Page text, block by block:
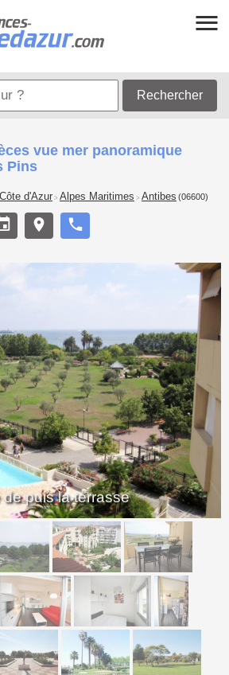
Rechercher
vue mer panoramique
Pins
d'Azur > Alpes Maritimes > Antibes (06600)
de puis la terrasse
>